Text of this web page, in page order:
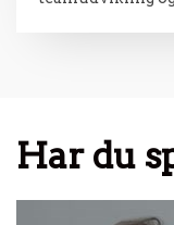
Har du